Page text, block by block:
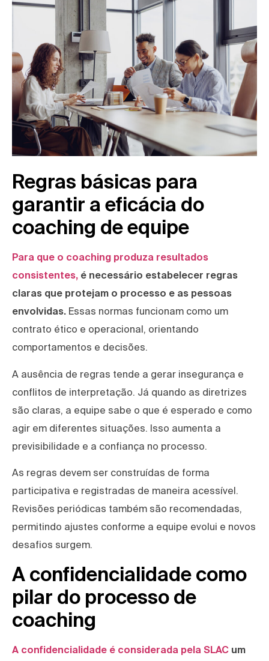
Regras básicas para
garantir a eficácia do
coaching de equipe
Para que o coaching produza resultados
consistentes, é necessário estabelecer regras
claras que protejam o processo e as pessoas
envolvidas. Essas normas funcionam como um
contrato ético e operacional, orientando
comportamentos e decisões.
A ausência de regras tende a gerar insegurança e
conflitos de interpretação. Já quando as diretrizes
são claras, a equipe sabe o que é esperado e como
agir em diferentes situações. Isso aumenta a
previsibilidade e a confiança no processo.
As regras devem ser construídas de forma
participativa e registradas de maneira acessível.
Revisões periódicas também são recomendadas,
permitindo ajustes conforme a equipe evolui e novos
desafios surgem.
A confidencialidade como
pilar do processo de
coaching
A confidencialidade é considerada pela SLAC um